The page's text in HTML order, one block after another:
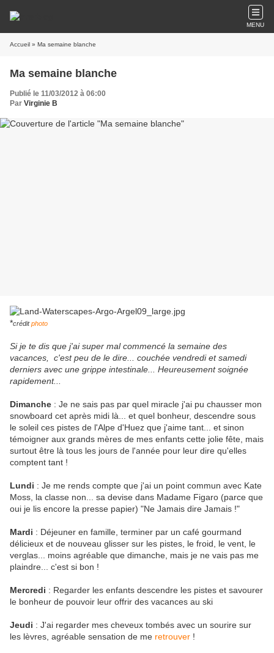
MENU
Accueil » Ma semaine blanche
Ma semaine blanche
Publié le 11/03/2012 à 06:00
Par Virginie B
*créditphoto
Si je te dis que j'ai super mal commencé la semaine des
vacances, c'est peu de le dire... couchée vendredi et samedi
derniers avec une grippe intestinale... Heureusement soignée
rapidement...
Dimanche : Je ne sais pas par quel miracle j'ai pu chausser mon
snowboard cet après midi là... et quel bonheur, descendre sous
le soleil ces pistes de l'Alpe d'Huez que j'aime tant... et sinon
témoigner aux grands mères de mes enfants cette jolie fête, mais
surtout être là tous les jours de l'année pour leur dire qu'elles
comptent tant !
Lundi : Je me rends compte que j'ai un point commun avec Kate
Moss, la classe non... sa devise dans Madame Figaro (parce que
oui je lis encore la presse papier) "Ne Jamais dire Jamais !"
Mardi : Déjeuner en famille, terminer par un café gourmand
délicieux et de nouveau glisser sur les pistes, le froid, le vent, le
verglas... moins agréable que dimanche, mais je ne vais pas me
plaindre... c'est si bon !
Mercredi : Regarder les enfants descendre les pistes et savourer
le bonheur de pouvoir leur offrir des vacances au ski
Jeudi : J'ai regarder mes cheveux tombés avec un sourire sur
les lèvres, agréable sensation de me retrouver !